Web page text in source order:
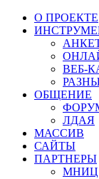
О ПРОЕКТЕ
ВЕБ-
ОБЩЕНИЕ
ЛДАЯ
МАССИВ
САЙТЫ
ПАРТНЕРЫ
МНИЦ